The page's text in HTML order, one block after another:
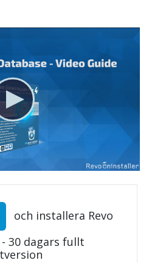
och installera Revo
30 dagars fullt